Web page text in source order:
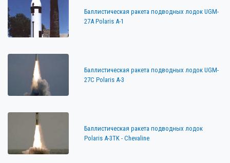
Баллистическая ракета подводных лодок UGM-
27A Polaris A-1
Баллистическая ракета подводных лодок UGM-
27C Polaris A-3
Баллистическая ракета подводных лодок
Polaris A-3TK - Chevaline